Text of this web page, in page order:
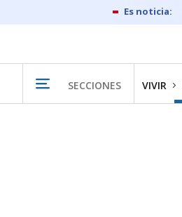
SECCIONES VIVIR